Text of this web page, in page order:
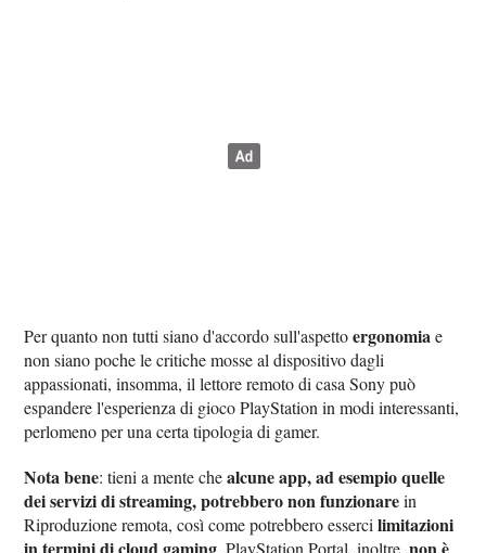
Per quanto non tutti siano d'accordo sull'aspettoergonomiae
non siano poche le critiche mosse al dispositivo dagli
appassionati, insomma, il lettore remoto di casa Sony può
espandere l'esperienza di gioco PlayStation in modi interessanti,
perlomeno per una certa tipologia di gamer.
Nota bene: tieni a mente chealcune app, ad esempio quelle
dei servizi di streaming, potrebbero non funzionarein
Riproduzione remota, così come potrebbero essercilimitazioni